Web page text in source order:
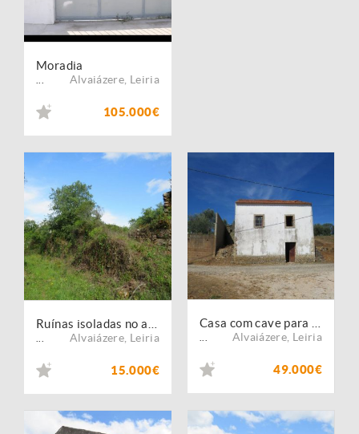
Moradia
Alvaiázere Leiria
105.000€
Alvaiázere Leiria
15.000€
Alvaiázere Leiria
49.000€